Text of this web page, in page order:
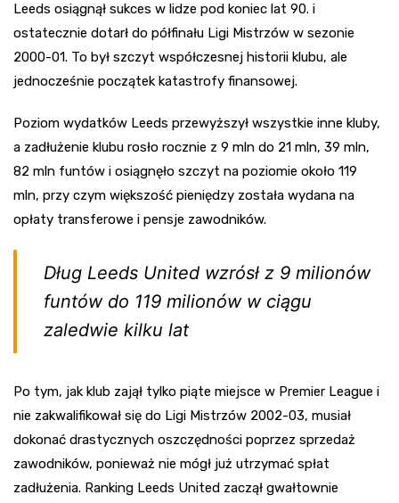
Leeds osiągnął sukces w lidze pod koniec lat 90. i
ostatecznie dotarł do półfinału Ligi Mistrzów w sezonie
2000-01. To był szczyt współczesnej historii klubu, ale
jednocześnie początek katastrofy finansowej.
Poziom wydatków Leeds przewyższył wszystkie inne kluby,
a zadłużenie klubu rosło rocznie z 9 mln do 21 mln, 39 mln,
82 mln funtów i osiągnęło szczyt na poziomie około 119
mln, przy czym większość pieniędzy została wydana na
opłaty transferowe i pensje zawodników.
Dług Leeds United wzrósł z 9 milionów
funtów do 119 milionów w ciągu
zaledwie kilku lat
Po tym, jak klub zajął tylko piąte miejsce w Premier League i
nie zakwalifikował się do Ligi Mistrzów 2002-03, musiał
dokonać drastycznych oszczędności poprzez sprzedaż
zawodników, ponieważ nie mógł już utrzymać spłat
zadłużenia. Ranking Leeds United zaczął gwałtownie